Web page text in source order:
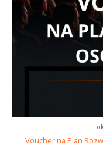
Voucher na Plan